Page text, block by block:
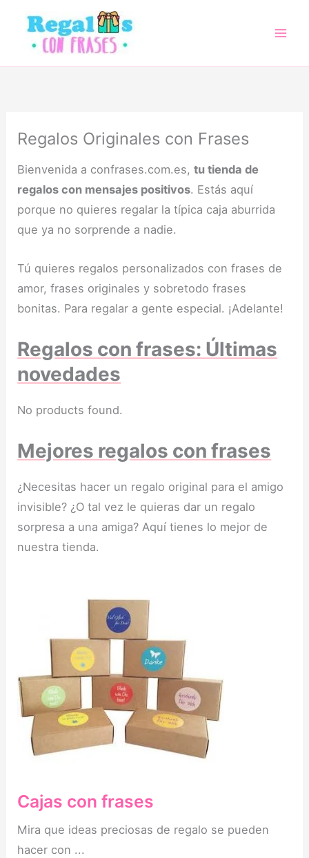
contenido
Regalos Originales con Frases
Bienvenida a confrases.com.es,tu tienda de
regalos con mensajes positivos. Estás aquí
porque no quieres regalar la típica caja aburrida
que ya no sorprende a nadie.
Tú quieres regalos personalizados con frases de
amor, frases originales y sobretodo frases
bonitas. Para regalar a gente especial. ¡Adelante!
Regalos con frases: Últimas
novedades
No products found.
Mejores regalos con frases
¿Necesitas hacer un regalo original para el amigo
invisible? ¿O tal vez le quieras dar un regalo
sorpresa a una amiga? Aquí tienes lo mejor de
nuestra tienda.
Cajas con frases
Mira que ideas preciosas de regalo se pueden
hacer con ...